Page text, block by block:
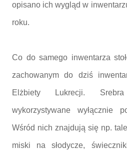
opisano ich wygląd w
roku.
Co do samego inwentarza
zachowanym do dziś
Elżbiety Lukrecji.
wykorzystywane wyłącznie
Wśród nich znajdują się np.
miski na słodycze,